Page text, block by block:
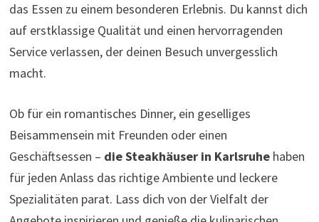
das Essen zu einem besonderen Erlebnis. Du kannst dich
auf erstklassige Qualität und einen hervorragenden
Service verlassen, der deinen Besuch unvergesslich
macht.
Ob für ein romantisches Dinner, ein geselliges
Beisammensein mit Freunden oder einen
Geschäftsessen – die Steakhäuser in Karlsruhehaben
für jeden Anlass das richtige Ambiente und leckere
Spezialitäten parat. Lass dich von der Vielfalt der